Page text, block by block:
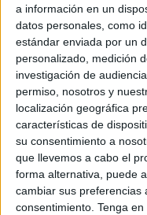
a información en un
datos personales, como
estándar enviada por un
personalizado, medición
investigación de
permiso, nosotros y
localización geográfica
características de
su consentimiento a
que llevemos a cabo el
forma alternativa, puede
cambiar sus preferencias
consentimiento. Tenga
BONITOS
gramaticales
Publicado el 5 marzo,
Las categorías
partes de la oración,
lenguaje que
la comunicación
gramaticales más […]